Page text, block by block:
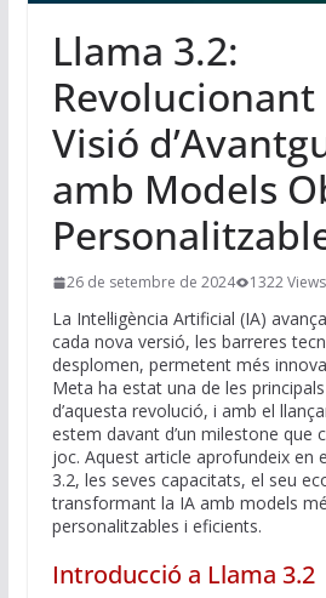
Llama 3.2:
Revolucionant
Visió
amb Models
26 de setembre de 2024 1322 Views
La Intel·ligència Artificial (IA)
cada nova versió, les barreres
desplomen, permetent més
Meta ha estat una de les
d’aquesta revolució, i amb el
estem davant d’un milestone que
joc. Aquest article aprofundeix en
3.2, les seves capacitats, el seu
transformant la IA amb models
personalitzables i eficients.
Introducció a Llama 3.2